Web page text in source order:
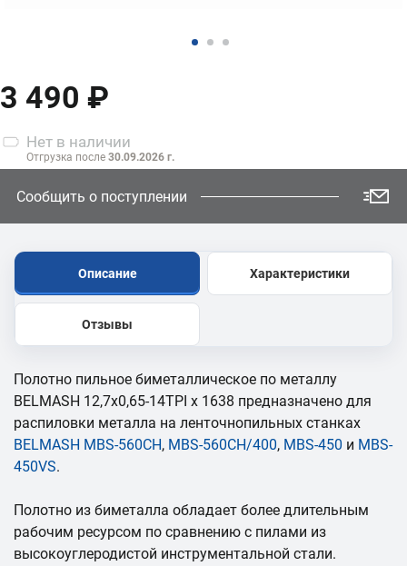
3 490 ₽
Нет в наличии
Отгрузка после 30.09.2026 г.
Сообщить о поступлении
Описание Характеристики
Отзывы
Полотно пильное биметаллическое по металлу
BELMASH 12,7x0,65-14TPI x 1638 предназначено для
распиловки металла на ленточнопильных станках
BELMASH MBS-560CH, MBS-560CH/400, MBS-450 и MBS-
450VS.
Полотно из биметалла обладает более длительным
рабочим ресурсом по сравнению с пилами из
высокоуглеродистой инструментальной стали.